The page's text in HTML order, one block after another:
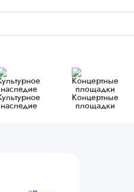
наследие
Концертные
площадки